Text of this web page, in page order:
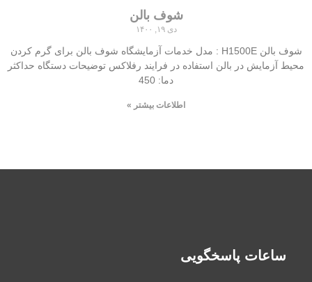
شوف بالن
دی ۱۹, ۱۴۰۰
شوف بالن H1500E : مدل خدمات آزمایشگاه شوف بالن برای گرم کردن
محیط آزمایش در بالن استفاده در فرایند رفلاکس توضیحات دستگاه حداکثر
دما: 450
اطلاعات بیشتر »
ساعات پاسخگویی